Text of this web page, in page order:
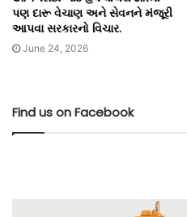
પણ દારૂ વેચાણ અને સેવનને મંજૂરી
આપવા સરકારનો વિચાર.
June 24, 2026
Find us on Facebook